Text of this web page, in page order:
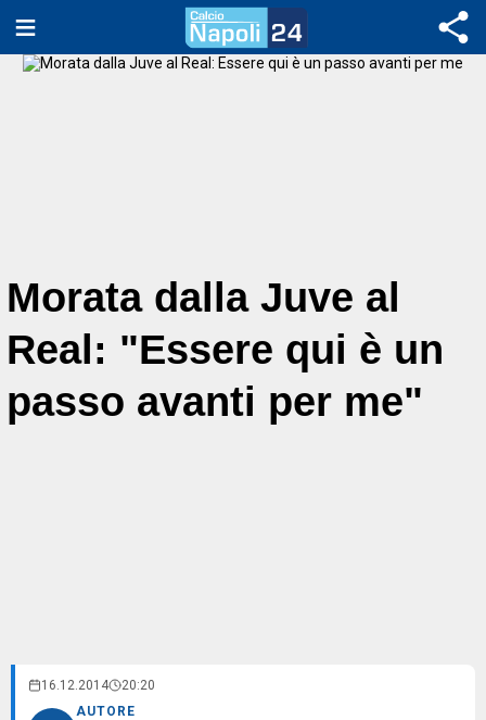
Morata dalla Juve al
Real: "Essere qui è un
passo avanti per me"
16.12.2014 20:20
AUTORE